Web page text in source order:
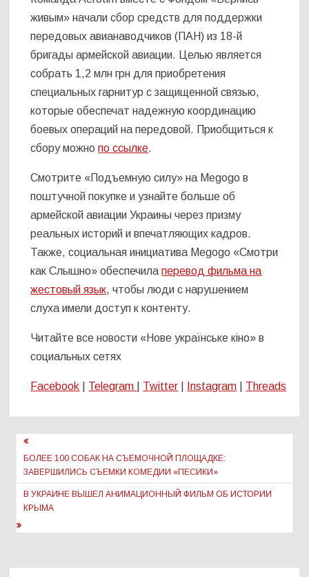
живым» начали сбор средств для поддержки
передовых авианаводчиков (ПАН) из 18-й
бригады армейской авиации. Целью является
собрать 1,2 млн грн для приобретения
специальных гарнитур с защищенной связью,
которые обеспечат надежную координацию
боевых операций на передовой. Приобщиться к
сбору можнопо ссылке.
Смотрите «Подъемную силу» на Megogo в
поштучной покупке и узнайте больше об
армейской авиации Украины через призму
реальных историй и впечатляющих кадров.
Также, социальная инициатива Megogo «Смотри
как Слышно» обеспечилаперевод фильма на
жестовый язык, чтобы люди с нарушением
слуха имели доступ к контенту.
Читайте все новости «Нове українське кіно» в
социальных сетях
Facebook Telegram Twitter Instagram Threads
Навигация
по
записям
БОЛЕЕ 100 СОБАК НА СЪЕМОЧНОЙ ПЛОЩАДКЕ:
ЗАВЕРШИЛИСЬ СЪЕМКИ КОМЕДИИ «ПЕСИКИ»
В УКРАИНЕ ВЫШЕЛ АНИМАЦИОННЫЙ ФИЛЬМ ОБ ИСТОРИИ
КРЫМА